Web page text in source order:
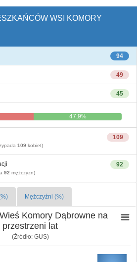
WSI KOMORY
94
49
45
47,9%
109
109 kobiet)
92
92 mężczyzn)
Mężczyźni (%)
Komory Dąbrowne na
przestrzeni lat
(Źródło: GUS)